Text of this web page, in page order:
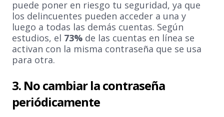
puede poner en riesgo tu seguridad, ya que
los delincuentes pueden acceder a una y
luego a todas las demás cuentas. Según
estudios, el 73% de las cuentas en línea se
activan con la misma contraseña que se usa
para otra.
3. No cambiar la contraseña
periódicamente